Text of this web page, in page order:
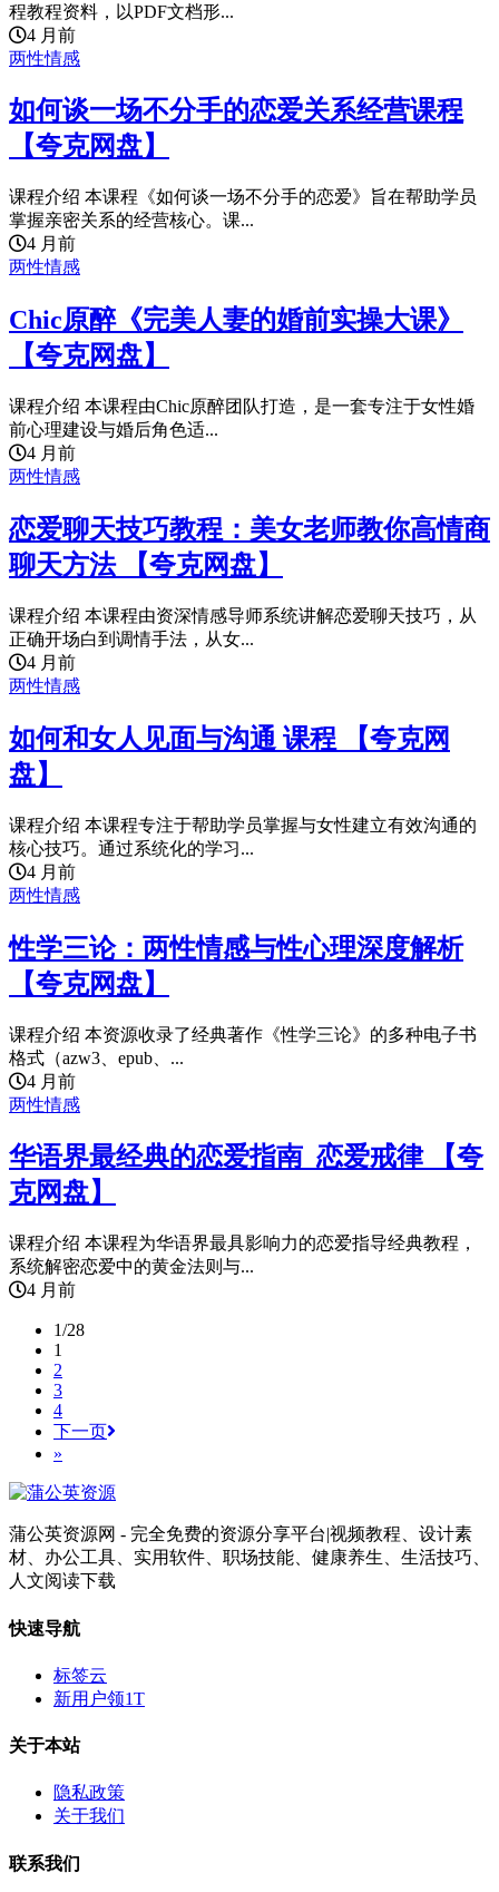
程教程资料，以PDF文档形...
4 月前
两性情感
如何谈一场不分手的恋爱关系经营课程
【夸克网盘】
课程介绍 本课程《如何谈一场不分手的恋爱》旨在帮助学员
掌握亲密关系的经营核心。课...
4 月前
两性情感
Chic原醉《完美人妻的婚前实操大课》
【夸克网盘】
课程介绍 本课程由Chic原醉团队打造，是一套专注于女性婚
前心理建设与婚后角色适...
4 月前
两性情感
恋爱聊天技巧教程：美女老师教你高情商
聊天方法 【夸克网盘】
课程介绍 本课程由资深情感导师系统讲解恋爱聊天技巧，从
正确开场白到调情手法，从女...
4 月前
两性情感
如何和女人见面与沟通 课程 【夸克网
盘】
课程介绍 本课程专注于帮助学员掌握与女性建立有效沟通的
核心技巧。通过系统化的学习...
4 月前
两性情感
性学三论：两性情感与性心理深度解析
【夸克网盘】
课程介绍 本资源收录了经典著作《性学三论》的多种电子书
格式（azw3、epub、...
4 月前
两性情感
华语界最经典的恋爱指南_恋爱戒律 【夸
克网盘】
课程介绍 本课程为华语界最具影响力的恋爱指导经典教程，
系统解密恋爱中的黄金法则与...
4 月前
1/28
1
2
3
4
下一页
»
蒲公英资源网 - 完全免费的资源分享平台|视频教程、设计素
材、办公工具、实用软件、职场技能、健康养生、生活技巧、
人文阅读下载
快速导航
标签云
新用户领1T
关于本站
隐私政策
关于我们
联系我们